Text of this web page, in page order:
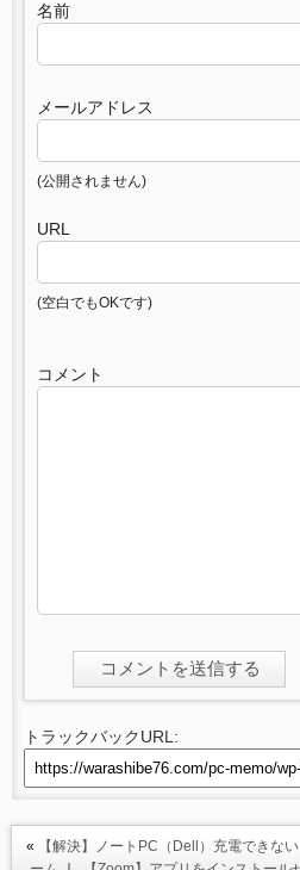
名前
メールアドレス
(公開されません)
URL
(空白でもOKです)
コメント
トラックバックURL:
« 【解決】ノートPC（Dell）充電できな